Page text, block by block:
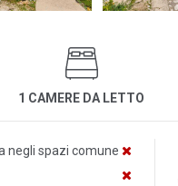
1 CAMERE DA LETTO
negli spazi comune